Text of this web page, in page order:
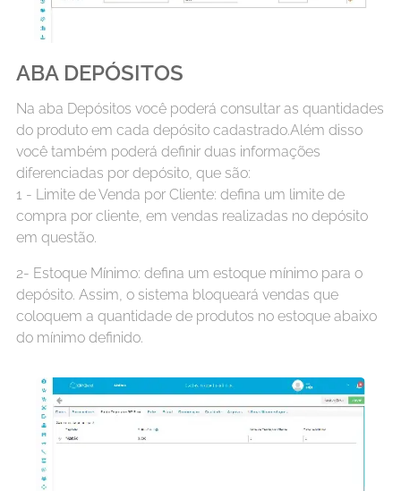
ABA DEPÓSITOS
Na aba Depósitos você poderá consultar as quantidades
do produto em cada depósito cadastrado.Além disso
você também poderá definir duas informações
diferenciadas por depósito, que são:
1 - Limite de Venda por Cliente: defina um limite de
compra por cliente, em vendas realizadas no depósito
em questão.
2- Estoque Mínimo: defina um estoque mínimo para o
depósito. Assim, o sistema bloqueará vendas que
coloquem a quantidade de produtos no estoque abaixo
do mínimo definido.